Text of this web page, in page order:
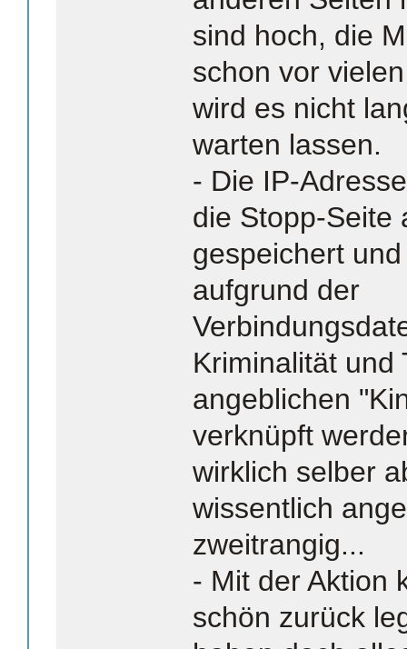
sind hoch, die
schon vor
wird es nicht
warten lassen.
- Die IP-
die Stopp-Seite
gespeichert
aufgrund der
Kriminalität und
angeblichen
verknüpft
wirklich selber
wissentlich
zweitrangig...
- Mit der Aktion
schön zurück